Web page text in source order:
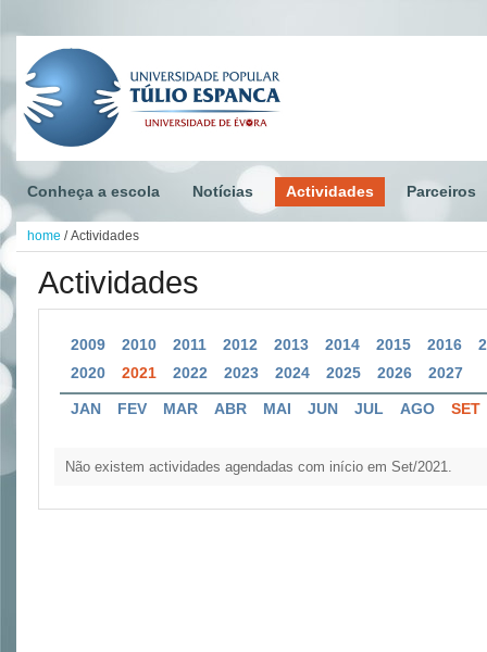
Conheça a escola Notícias Actividades Parceiros
home / Actividades
Actividades
2009 2010 2011 2012 2013 2014 2015 2016
2020
2021 2022 2023 2024 2025 2026 2027
JAN FEV MAR ABR MAI JUN JUL AGO SET
Não existem actividades agendadas com início em Set/2021.